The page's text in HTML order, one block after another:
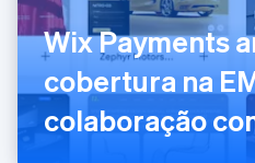
Wix Payments
cobertura na
colaboração
Dinamarca
English
Emirados Árabes Unidos
English
Eslováquia
English